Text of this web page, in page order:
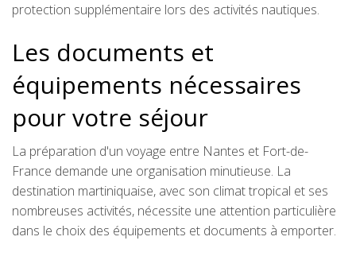
protection supplémentaire lors des activités nautiques.
Les documents et
équipements nécessaires
pour votre séjour
La préparation d'un voyage entre Nantes et Fort-de-
France demande une organisation minutieuse. La
destination martiniquaise, avec son climat tropical et ses
nombreuses activités, nécessite une attention particulière
dans le choix des équipements et documents à emporter.